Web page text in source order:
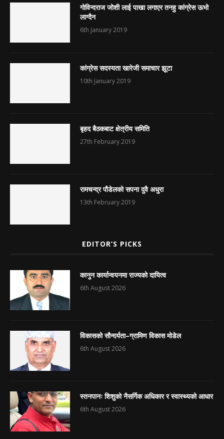
गोविन्दराज जोशी लाई पाखा लगाएर तनहु कांग्रेस ऊभो
लाग्दैन
6th January 2019
कांग्रेस सदस्यता खारेजी समाचार झूटा
10th January 2019
बृहद बैठकबाट क्षेत्रीय समिति
27th February 2019
रामचन्द्र पौडेलको सपना दुवै अधुरा
13th February 2019
EDITOR’S PICKS
कानुन कार्यान्वयनमा राज्यको दायित्व
6th August 2026
विकासको सौन्दर्यता–ग्रामिण विकास मोडेल
6th August 2026
स्तनपानः शिशुको नैसर्गिक अधिकार र स्वास्थ्यको आधार
6th August 2026